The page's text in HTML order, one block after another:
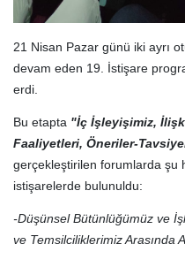
21 Nisan Pazar günü iki ayrı
devam eden 19. İstişare
erdi.
Bu etapta "İç İşleyişimiz,
Faaliyetleri, Öneriler-
gerçekleştirilen forumlarda şu
istişarelerde bulunuldu:
-Düşünsel Bütünlüğümüz ve
ve Temsilciliklerimiz Arasında